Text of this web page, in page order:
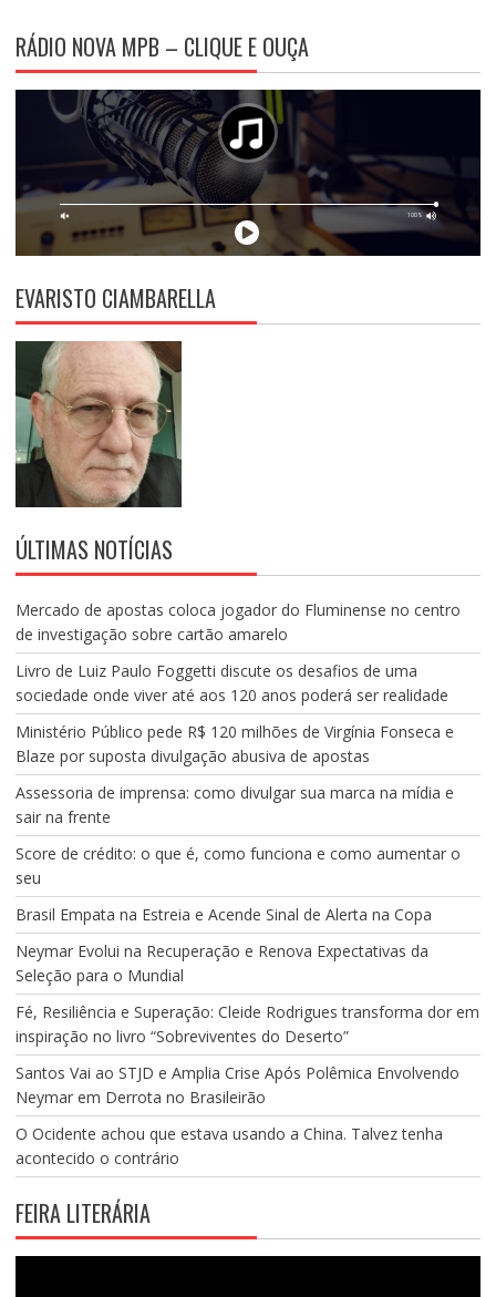
RÁDIO NOVA MPB – CLIQUE E OUÇA
EVARISTO CIAMBARELLA
ÚLTIMAS NOTÍCIAS
Mercado de apostas coloca jogador do Fluminense no centro
de investigação sobre cartão amarelo
Livro de Luiz Paulo Foggetti discute os desafios de uma
sociedade onde viver até aos 120 anos poderá ser realidade
Ministério Público pede R$ 120 milhões de Virgínia Fonseca e
Blaze por suposta divulgação abusiva de apostas
Assessoria de imprensa: como divulgar sua marca na mídia e
sair na frente
Score de crédito: o que é, como funciona e como aumentar o
seu
Brasil Empata na Estreia e Acende Sinal de Alerta na Copa
Neymar Evolui na Recuperação e Renova Expectativas da
Seleção para o Mundial
Fé, Resiliência e Superação: Cleide Rodrigues transforma dor em
inspiração no livro “Sobreviventes do Deserto”
Santos Vai ao STJD e Amplia Crise Após Polêmica Envolvendo
Neymar em Derrota no Brasileirão
O Ocidente achou que estava usando a China. Talvez tenha
acontecido o contrário
FEIRA LITERÁRIA